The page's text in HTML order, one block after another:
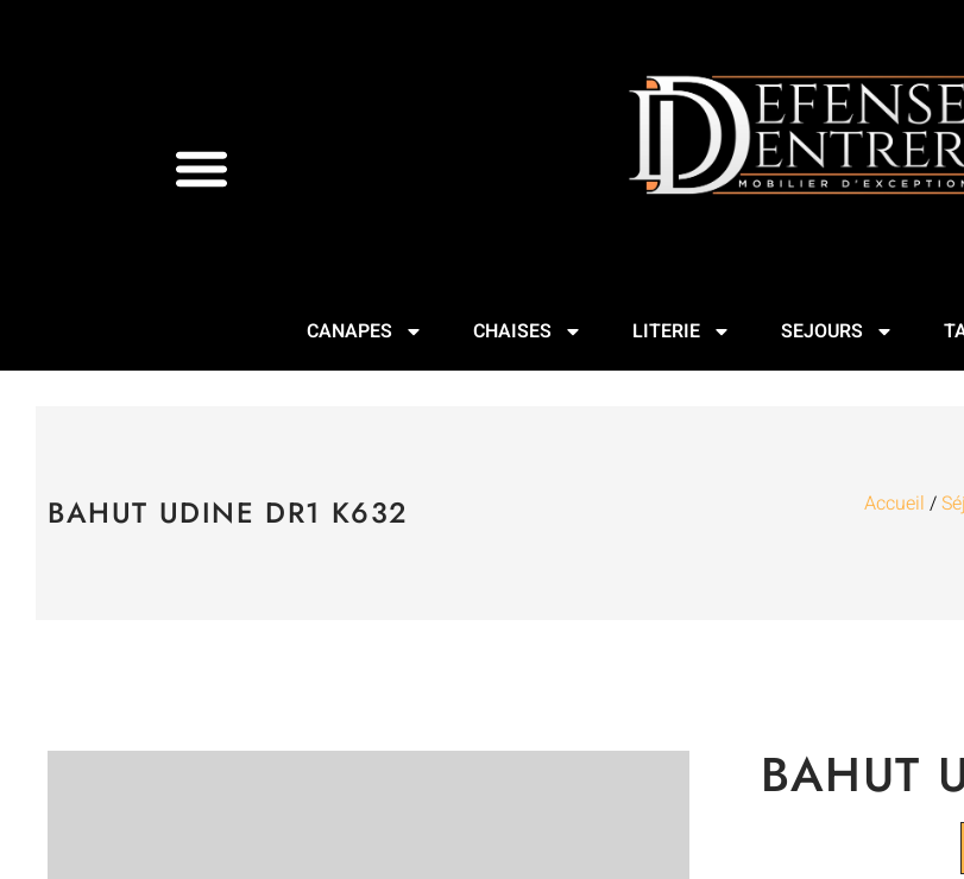
CANAPES CHAISES LITERIE SEJOURS
BAHUT UDINE DR1 K632 Accueil /
BAHUT